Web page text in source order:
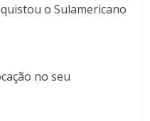
o Sulamericano
no seu